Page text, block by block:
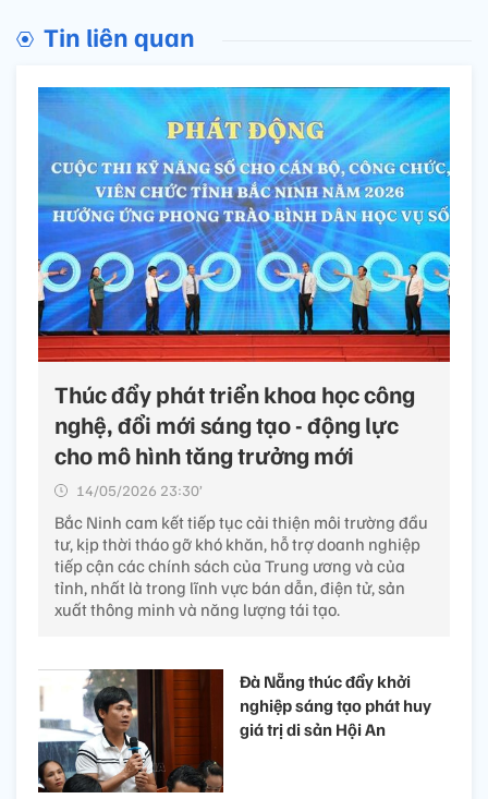
Tin liên quan
Thúc đẩy phát triển khoa học công
nghệ, đổi mới sáng tạo - động lực
cho mô hình tăng trưởng mới
14/05/2026 23:30’
Bắc Ninh cam kết tiếp tục cải thiện môi trường đầu
tư, kịp thời tháo gỡ khó khăn, hỗ trợ doanh nghiệp
tiếp cận các chính sách của Trung ương và của
tỉnh, nhất là trong lĩnh vực bán dẫn, điện tử, sản
xuất thông minh và năng lượng tái tạo.
Đà Nẵng thúc đẩy khởi
nghiệp sáng tạo phát huy
giá trị di sản Hội An